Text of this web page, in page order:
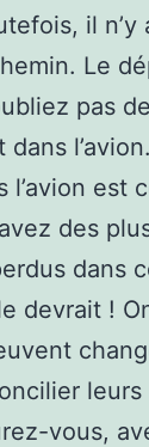
il n’y
Le
pas
est
des
dans
devrait !
vous,